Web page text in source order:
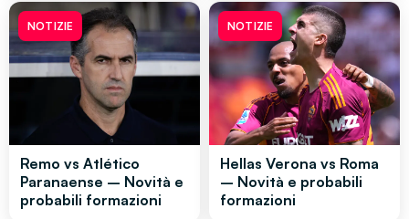
NOTIZIE
Remo vs Atlético
Paranaense – Novità e
probabili formazioni
NOTIZIE
Hellas Verona vs Roma
– Novità e probabili
formazioni